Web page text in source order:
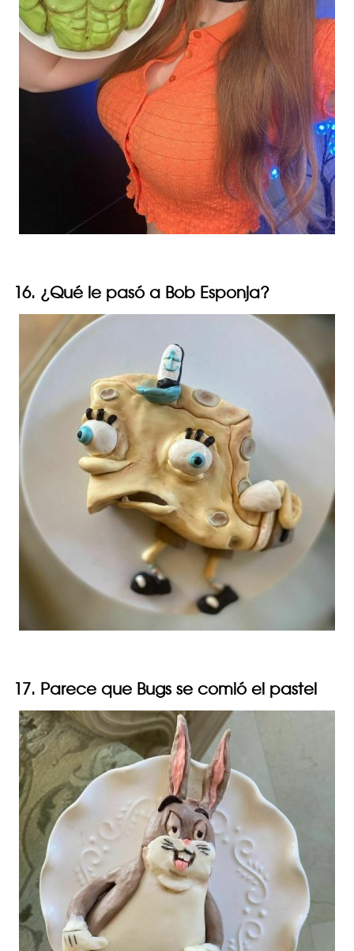
16. ¿Qué le pasó a Bob Esponja?
17. Parece que Bugs se comió el pastel